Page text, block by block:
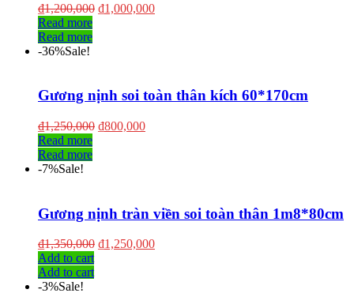
₫1,200,000 ₫1,000,000
Read more
Read more
-36%Sale!
Gương nịnh soi toàn thân kích 60*170cm
₫1,250,000 ₫800,000
Read more
Read more
-7%Sale!
Gương nịnh tràn viền soi toàn thân 1m8*80cm
₫1,350,000 ₫1,250,000
Add to cart
Add to cart
-3%Sale!